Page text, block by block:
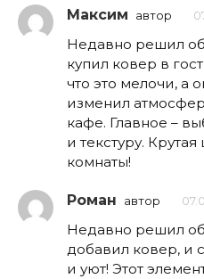
Максим автор
Недавно решил
купил ковер в
что это мелочи, а
изменил
кафе. Главное –
и текстуру.
комнаты!
Роман автор
Недавно решил
добавил ковер, и
и уют! Этот